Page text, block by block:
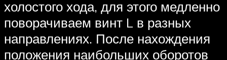
холостого хода, для этого медленно
поворачиваем винт L в разных
направлениях. После нахождения
положения наибольших оборотов